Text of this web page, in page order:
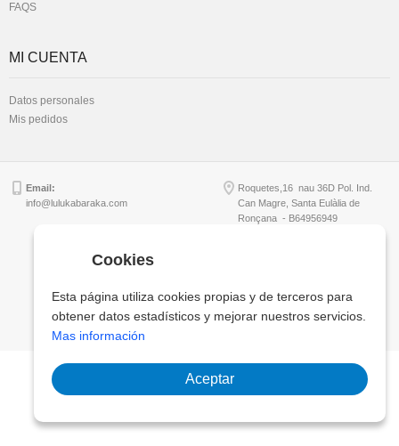
FAQS
MI CUENTA
Datos personales
Mis pedidos
Email:
info@lulukabaraka.com
Roquetes,16 nau 36D Pol. Ind.
Can Magre, Santa Eulàlia de
Ronçana - B64956949
Cookies
Esta página utiliza cookies propias y de terceros para
obtener datos estadísticos y mejorar nuestros servicios.
Mas información
Aceptar